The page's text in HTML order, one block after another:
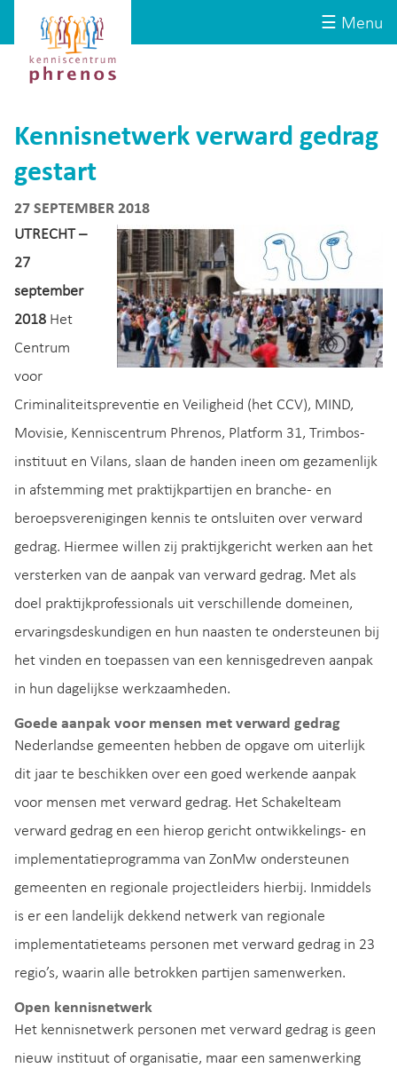
☰ Menu
Kenniscentrum
Phrenos
website
Kennisnetwerk verward gedrag
gestart
27 SEPTEMBER 2018
UTRECHT –
27
september
2018 Het
Centrum
voor
Criminaliteitspreventie en Veiligheid (het CCV), MIND,
Movisie, Kenniscentrum Phrenos, Platform 31, Trimbos-
instituut en Vilans, slaan de handen ineen om gezamenlijk
in afstemming met praktijkpartijen en branche- en
beroepsverenigingen kennis te ontsluiten over verward
gedrag. Hiermee willen zij praktijkgericht werken aan het
versterken van de aanpak van verward gedrag. Met als
doel praktijkprofessionals uit verschillende domeinen,
ervaringsdeskundigen en hun naasten te ondersteunen bij
het vinden en toepassen van een kennisgedreven aanpak
in hun dagelijkse werkzaamheden.
Goede aanpak voor mensen met verward gedrag
Nederlandse gemeenten hebben de opgave om uiterlijk
dit jaar te beschikken over een goed werkende aanpak
voor mensen met verward gedrag. Het Schakelteam
verward gedrag en een hierop gericht ontwikkelings- en
implementatieprogramma van ZonMw ondersteunen
gemeenten en regionale projectleiders hierbij. Inmiddels
is er een landelijk dekkend netwerk van regionale
implementatieteams personen met verward gedrag in 23
regio’s, waarin alle betrokken partijen samenwerken.
Open kennisnetwerk
Het kennisnetwerk personen met verward gedrag is geen
nieuw instituut of organisatie, maar een samenwerking